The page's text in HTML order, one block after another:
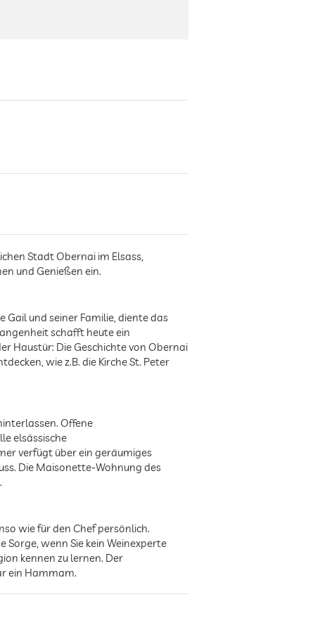
Stadt Obernai im Elsass,
und Genießen ein.
Gail und seiner Familie, diente das
schafft heute ein
Haustür: Die Geschichte von Obernai
wie z.B. die Kirche St. Peter
Offene
elsässische
verfügt über ein geräumiges
Die Maisonette-Wohnung des
wie für den Chef persönlich.
Sorge, wenn Sie kein Weinexperte
kennen zu lernen. Der
ein Hammam.